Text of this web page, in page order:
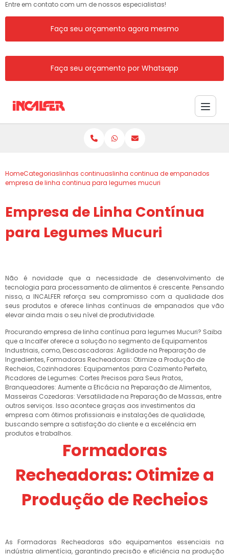
Entre em contato com um de nossos especialistas!
Faça seu orçamento agora mesmo
Faça seu orçamento por Whatsapp
HomeCategoriaslinhas continuaslinha continua de empanados
empresa de linha continua para legumes mucuri
Empresa de Linha Contínua
para Legumes Mucuri
Não é novidade que a necessidade de desenvolvimento de
tecnologia para processamento de alimentos é crescente. Pensando
nisso, a INCALFER reforça seu compromisso com a qualidade dos
seus produtos e oferece linhas contínuas de empanados que vão
elevar ainda mais o seu nível de produtividade.
Procurando empresa de linha contínua para legumes Mucuri? Saiba
que a Incalfer oferece a solução no segmento de Equipamentos
Industriais, como, Descascadoras: Agilidade na Preparação de
Ingredientes, Formadoras Recheadoras: Otimize a Produção de
Recheios, Cozinhadores: Equipamentos para Cozimento Perfeito,
Picadores de Legumes: Cortes Precisos para Seus Pratos,
Branqueadores: Aumente a Eficácia na Preparação de Alimentos,
Masseiras Cozedoras: Versatilidade na Preparação de Massas, entre
outros serviços. Isso acontece graças aos investimentos da
empresa com ótimos profissionais e instalações de qualidade,
buscando sempre a satisfação do cliente e a excelência em
produtos e trabalhos.
Formadoras
Recheadoras: Otimize a
Produção de Recheios
As Formadoras Recheadoras são equipamentos essenciais na
indústria alimentícia, garantindo precisão e eficiência na produção